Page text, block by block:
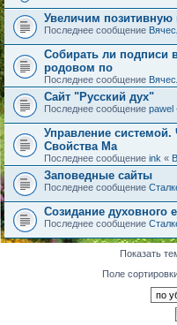
Увеличим
Последнее сообщение
Собирать ли подписи
родовом по
Последнее сообщение
Сайт "Русский дух"
Последнее сообщение pawel
Управление
Свойства Ма
Последнее сообщение ink «
Заповедные сайты
Последнее сообщение
Созидание духовного
Последнее сообщение
Показать
Поле